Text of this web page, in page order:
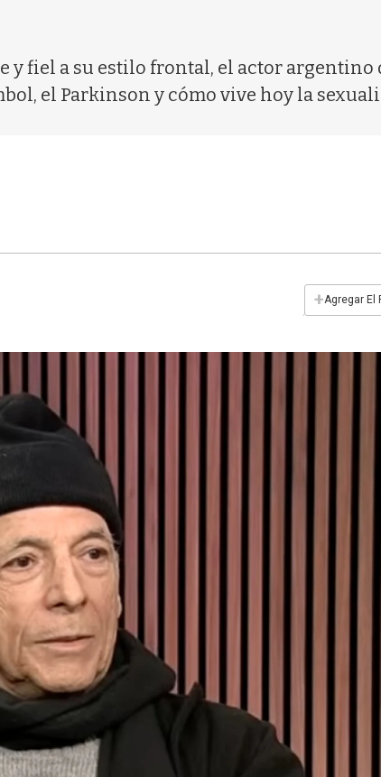
y fiel a su estilo frontal, el actor argentino
el Parkinson y cómo vive hoy la
+Agregar El